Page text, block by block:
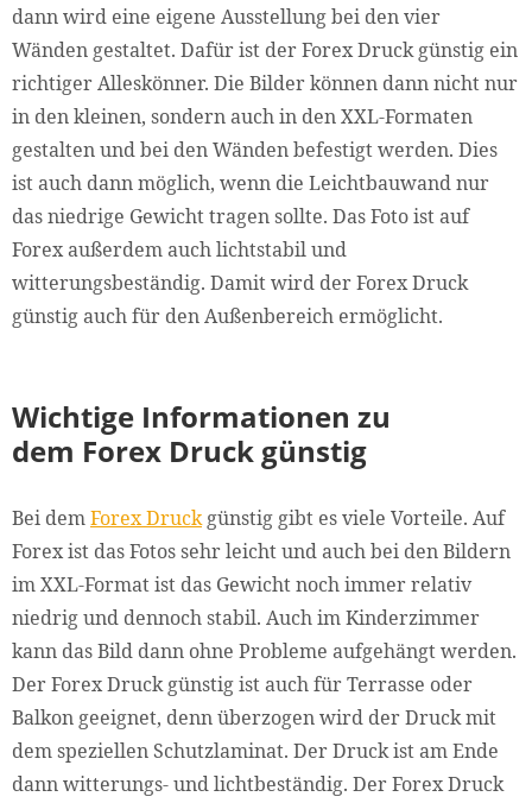
dann wird eine eigene Ausstellung bei den vier
Wänden gestaltet. Dafür ist der Forex Druck günstig ein
richtiger Alleskönner. Die Bilder können dann nicht nur
in den kleinen, sondern auch in den XXL-Formaten
gestalten und bei den Wänden befestigt werden. Dies
ist auch dann möglich, wenn die Leichtbauwand nur
das niedrige Gewicht tragen sollte. Das Foto ist auf
Forex außerdem auch lichtstabil und
witterungsbeständig. Damit wird der Forex Druck
günstig auch für den Außenbereich ermöglicht.
Wichtige Informationen zu
dem Forex Druck günstig
Bei demForex Druckgünstig gibt es viele Vorteile. Auf
Forex ist das Fotos sehr leicht und auch bei den Bildern
im XXL-Format ist das Gewicht noch immer relativ
niedrig und dennoch stabil. Auch im Kinderzimmer
kann das Bild dann ohne Probleme aufgehängt werden.
Der Forex Druck günstig ist auch für Terrasse oder
Balkon geeignet, denn überzogen wird der Druck mit
dem speziellen Schutzlaminat. Der Druck ist am Ende
dann witterungs- und lichtbeständig. Der Forex Druck